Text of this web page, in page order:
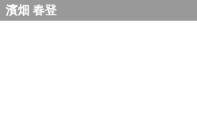
濱畑 春登